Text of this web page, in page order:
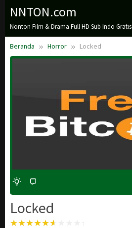
Loncat
konten
NNTON.com
Nonton Film & Drama Full HD Sub Indo Gratis
Beranda Horror Locked
Locked